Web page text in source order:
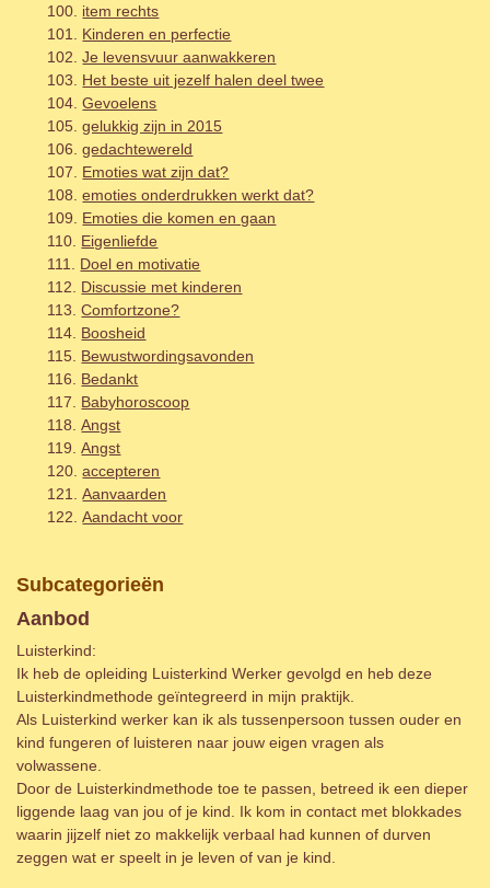
item rechts
Kinderen en perfectie
Je levensvuur aanwakkeren
Het beste uit jezelf halen deel twee
Gevoelens
gelukkig zijn in 2015
gedachtewereld
Emoties wat zijn dat?
emoties onderdrukken werkt dat?
Emoties die komen en gaan
Eigenliefde
Doel en motivatie
Discussie met kinderen
Comfortzone?
Boosheid
Bewustwordingsavonden
Bedankt
Babyhoroscoop
Angst
Angst
accepteren
Aanvaarden
Aandacht voor
Subcategorieën
Aanbod
Luisterkind:
Ik heb de opleiding Luisterkind Werker gevolgd en heb deze
Luisterkindmethode geïntegreerd in mijn praktijk.
Als Luisterkind werker kan ik als tussenpersoon tussen ouder en
kind fungeren of luisteren naar jouw eigen vragen als
volwassene.
Door de Luisterkindmethode toe te passen, betreed ik een dieper
liggende laag van jou of je kind. Ik kom in contact met blokkades
waarin jijzelf niet zo makkelijk verbaal had kunnen of durven
zeggen wat er speelt in je leven of van je kind.